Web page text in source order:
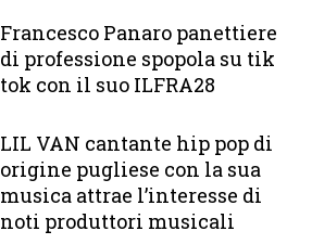
Francesco Panaro panettiere
di professione spopola su tik
tok con il suo ILFRA28
LIL VAN cantante hip pop di
origine pugliese con la sua
musica attrae l’interesse di
noti produttori musicali